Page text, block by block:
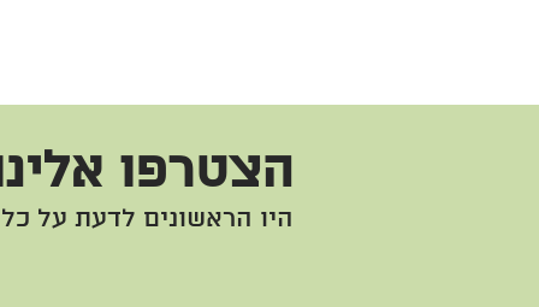
היו הראשונים לדעת על
הצטרפו